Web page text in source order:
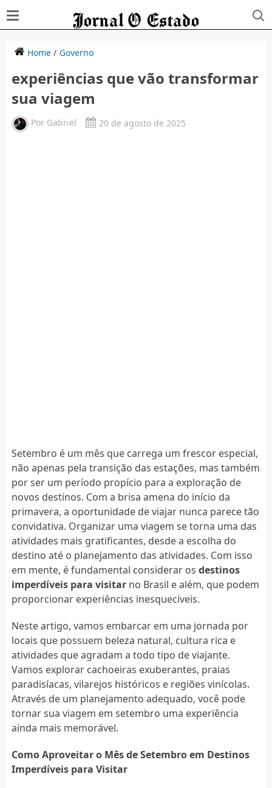
Home/ Governo
experiências que vão transformar
sua viagem
Por Gabriel 20 de agosto de 2025
Setembro é um mês que carrega um frescor especial,
não apenas pela transição das estações, mas também
por ser um período propício para a exploração de
novos destinos. Com a brisa amena do início da
primavera, a oportunidade de viajar nunca parece tão
convidativa. Organizar uma viagem se torna uma das
atividades mais gratificantes, desde a escolha do
destino até o planejamento das atividades. Com isso
em mente, é fundamental considerar os destinos
imperdíveis para visitarno Brasil e além, que podem
proporcionar experiências inesquecíveis.
Neste artigo, vamos embarcar em uma jornada por
locais que possuem beleza natural, cultura rica e
atividades que agradam a todo tipo de viajante.
Vamos explorar cachoeiras exuberantes, praias
paradisíacas, vilarejos históricos e regiões vinícolas.
Através de um planejamento adequado, você pode
tornar sua viagem em setembro uma experiência
ainda mais memorável.
Como Aproveitar o Mês de Setembro em Destinos
Imperdíveis para Visitar